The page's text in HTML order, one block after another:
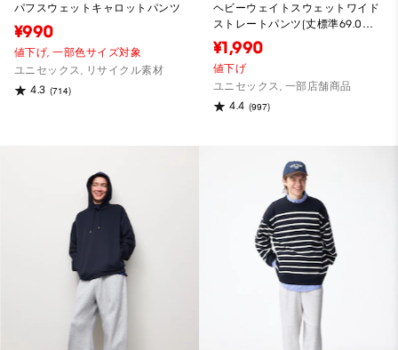
パフスウェットキャロットパンツ
¥990
値下げ,一部色サイズ対象
ユニセックス, リサイクル素材
4.3 (714)
ヘビーウェイトスウェットワイド
ストレートパンツ(丈標準69.0～
73.0cm)
¥1,990
値下げ
ユニセックス, 一部店舗商品
4.4 (997)